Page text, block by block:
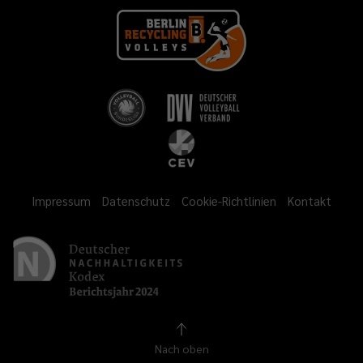
Impressum Datenschutz Cookie-Richtlinien Kontakt
Nach oben